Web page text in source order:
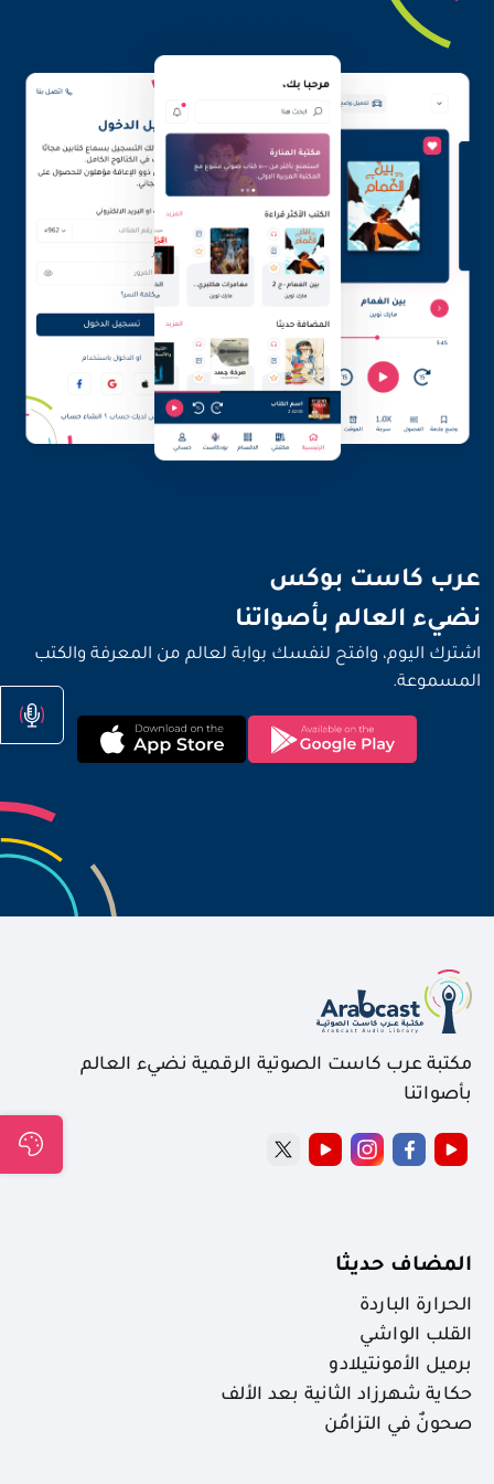
عرب كاست بوكس
نضيء العالم بأصواتنا
اشترك اليوم، وافتح لنفسك بوابة لعالم من المعرفة والكتب
المسموعة.
مكتبة عرب كاست الصوتية الرقمية نضيء العالم
بأصواتنا
المضاف حديثا
الحرارة الباردة
القلب الواشي
برميل الأمونتيلادو
حكاية شهرزاد الثانية بعد الألف
صحونٌ في التزامُن